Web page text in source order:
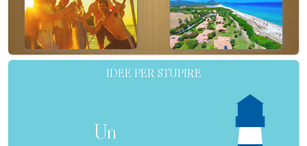
IDEE PER STUPIRE
Un